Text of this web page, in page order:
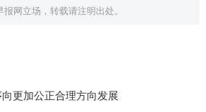
网立场，转载请注明出处。
更加公正合理方向发展